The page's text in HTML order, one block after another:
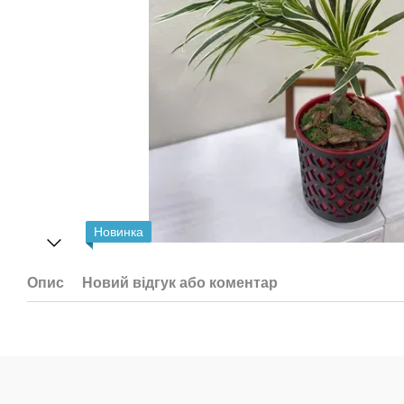
Новинка
Опис Новий відгук або коментар